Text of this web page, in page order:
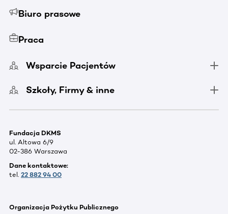
Biuro prasowe
Praca
Wsparcie Pacjentów
Szkoły, Firmy & inne
Fundacja DKMS
ul. Altowa 6/9
02-386 Warszawa
Dane kontaktowe:
tel. 22 882 94 00
Organizacja Pożytku Publicznego